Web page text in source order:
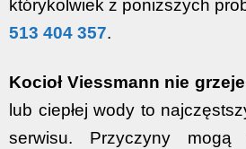
którykolwiek z poniższych
513 404 357.
Kocioł Viessmann nie grzeje
lub ciepłej wody to
serwisu. Przyczyny